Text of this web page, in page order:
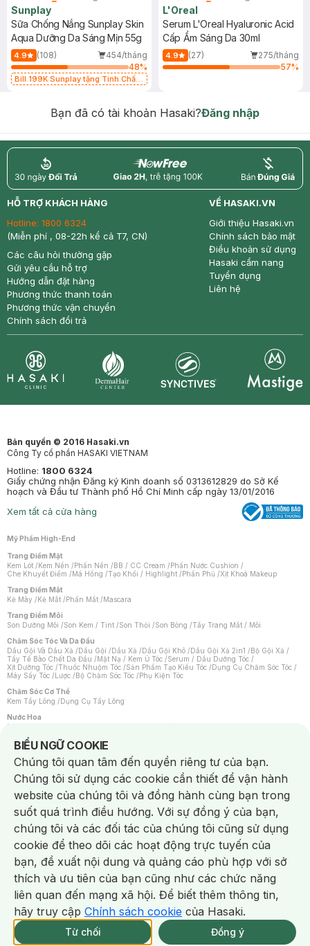
Sunplay
Sữa Chống Nắng Sunplay Skin
Aqua Dưỡng Da Sáng Mịn 55g
4.9 (108)
454/tháng
48%
Bill 199K Sunplay tặng Tinh Chất
L'Oreal
Serum L'Oreal Hyaluronic Acid
Cấp Ẩm Sáng Da 30ml
4.9 (27)
275/tháng
57%
Bạn đã có tài khoản Hasaki?Đăng nhập
return nowfree price
HỖ TRỢ KHÁCH HÀNG
Hotline: 1800 6324
(Miễn phí , 08-22h kể cả T7, CN)
Các câu hỏi thường gặp
Gửi yêu cầu hỗ trợ
Hướng dẫn đặt hàng
Phương thức thanh toán
Phương thức vận chuyển
Chính sách đổi trả
VỀ HASAKI.VN
Giới thiệu Hasaki.vn
Chính sách bảo mật
Điều khoản sử dụng
Hasaki cẩm nang
Tuyển dụng
Liên hệ
Bản quyền © 2016 Hasaki.vn
Công Ty cổ phần HASAKI VIETNAM
Hotline: 1800 6324
Giấy chứng nhận Đăng ký Kinh doanh số 0313612829 do Sở Kế
hoạch và Đầu tư Thành phố Hồ Chí Minh cấp ngày 13/01/2016
Xem tất cả cửa hàng
Mỹ Phẩm High-End
Trang Điểm Mặt
Kem Lót /Kem Nền /Phấn Nền /BB / CC Cream /Phấn Nước Cushion /
Che Khuyết Điểm /Má Hồng /Tạo Khối / Highlight /Phấn Phủ /Xịt Khoá Makeup
Trang Điểm Mắt
Kẻ Mày /Kẻ Mắt /Phấn Mắt /Mascara
Trang Điểm Môi
Son Dưỡng Môi /Son Kem / Tint /Son Thỏi /Son Bóng /Tẩy Trang Mắt / Môi
Chăm Sóc Tóc Và Da Đầu
Dầu Gội Và Dầu Xả /Dầu Gội /Dầu Xả /Dầu Gội Khô /Dầu Gội Xả 2in1 /Bộ Gội Xả /
Tẩy Tế Bào Chết Da Đầu /Mặt Nạ / Kem Ủ Tóc /Serum / Dầu Dưỡng Tóc /
Xịt Dưỡng Tóc /Thuốc Nhuộm Tóc /Sản Phẩm Tạo Kiểu Tóc /Dụng Cụ Chăm Sóc Tóc /
Máy Sấy Tóc /Lược /Bộ Chăm Sóc Tóc /Phụ Kiện Tóc
Chăm Sóc Cơ Thể
Kem Tẩy Lông /Dụng Cụ Tẩy Lông
Nước Hoa
Nước Hoa Nữ
Chăm Sóc Cá Nhân
Chống Muỗi /Khẩu Trang /Máy Massage/Mặt Nạ Xông Hơi /Nước Rửa Tay/
Sản Phẩm Chăm Sóc Khác /Bàn Chải Đánh Răng /Bàn Chải Điện/
Hỗ Trợ Trắng Răng/Kem Đánh Răng /Máy Tăm Nước/ Nước Súc Miệng/
Tăm / Chỉ Nha Khoa/ Xịt Thơm Miệng / Dung Dịch Vệ Sinh/Dưỡng Vùng Kín/
Khăn Ướt Vệ Sinh Vùng Kín/Băng Vệ Sinh/Tampon/Bọt Cạo Râu /Dao Cạo Râu/
Máy Cạo Râu
Vấn Đề Về Da
Da Dầu / Lỗ Chân Lông To/ Da Khô / Mất Nước/ Da Lão Hóa/ Da Mụn/
Da Nhạy Cảm / Kích Ứng
Da Xỉn Màu Thâm / Nám / Tàn Nhang
Quầng Thâm & Bọng Mắt /Sẹo /Viêm Da Cơ Địa
Dụng Cụ / Phụ Kiện Chăm Sóc Da
Bông Tẩy Trang
Khăn Lau Mặt Khô Dụng Cụ / Máy Rửa Mặt Máy Chăm Sóc Da
Dụng Cụ Chăm Sóc Khác
BIỂU NGỮ COOKIE
Notice about cookies usage
Chúng tôi quan tâm đến quyền riêng tư của bạn.
Chúng tôi sử dụng các cookie cần thiết để vận hành
website của chúng tôi và đồng hành cùng bạn trong
suốt quá trình điều hướng. Với sự đồng ý của bạn,
chúng tôi và các đối tác của chúng tôi cũng sử dụng
cookie để theo dõi các hoạt động trực tuyến của
bạn, đề xuất nội dung và quảng cáo phù hợp với sở
thích và ưu tiên của bạn cũng như các chức năng
liên quan đến mạng xã hội. Để biết thêm thông tin,
hãy truy cập Chính sách cookie của Hasaki.
Từ chối Đồng ý